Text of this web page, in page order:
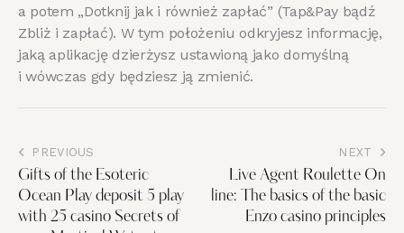
a potem „Dotknij jak i również zapłać” (Tap&Pay bądź
Zbliż i zapłać). W tym położeniu odkryjesz informację,
jaką aplikację dzierżysz ustawioną jako domyślną
i wówczas gdy będziesz ją zmienić.
PREVIOUS
Gifts of the Esoteric
Ocean Play deposit 5 play
with 25 casino Secrets of
NEXT
Live Agent Roulette On
line: The basics of the basic
Enzo casino principles